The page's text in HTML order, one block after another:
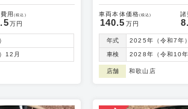
用(税込)
万円
12月
車両本体価格(税込)
140.5 万円
諸
年式 2025年（令和7年）
車検 2028年（令和10
店舗 和歌山店